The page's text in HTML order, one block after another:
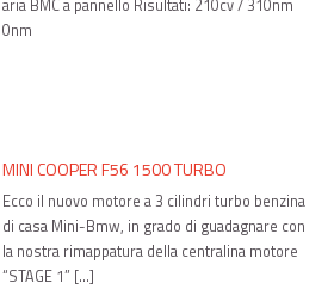
aria BMC a pannello Risultati: 210cv / 310nm
0nm
MINI COOPER F56 1500 TURBO
Ecco il nuovo motore a 3 cilindri turbo benzina
di casa Mini-Bmw, in grado di guadagnare con
la nostra rimappatura della centralina motore
“STAGE 1” […]